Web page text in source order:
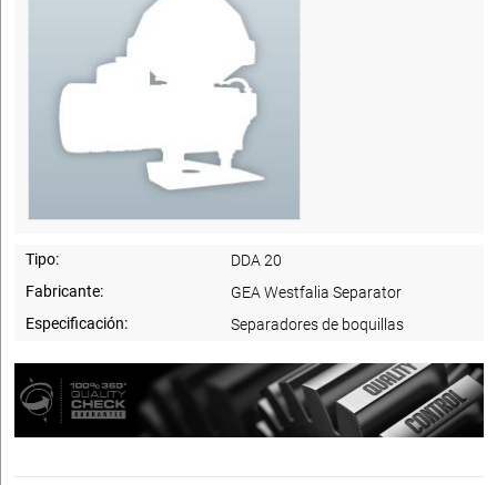
Tipo:
DDA 20
Fabricante:
GEA Westfalia Separator
Especificación:
Separadores de boquillas